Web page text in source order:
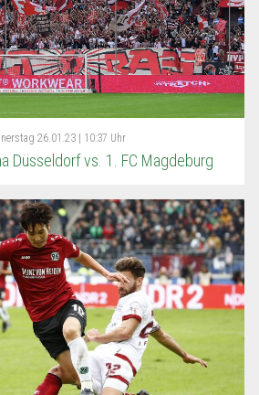
26.01.23 | 10:37 Uhr
Düsseldorf vs. 1. FC Magdeburg